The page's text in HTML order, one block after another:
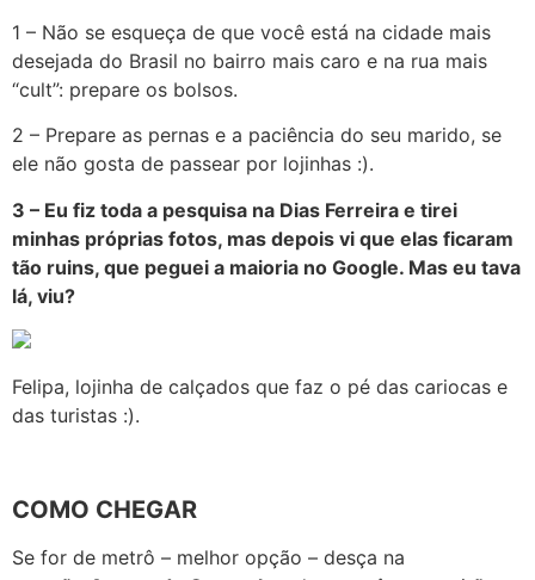
1 – Não se esqueça de que você está na cidade mais
desejada do Brasil no bairro mais caro e na rua mais
“cult”: prepare os bolsos.
2 – Prepare as pernas e a paciência do seu marido, se
ele não gosta de passear por lojinhas :).
3 – Eu fiz toda a pesquisa na Dias Ferreira e tirei
minhas próprias fotos, mas depois vi que elas ficaram
tão ruins, que peguei a maioria no Google. Mas eu tava
lá, viu?
Felipa, lojinha de calçados que faz o pé das cariocas e
das turistas :).
COMO CHEGAR
Se for de metrô – melhor opção – desça na